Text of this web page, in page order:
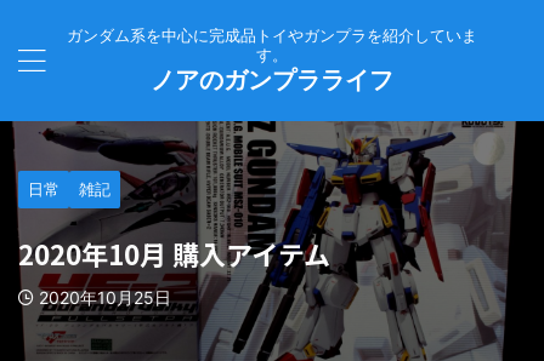
ガンダム系を中心に完成品トイやガンプラを紹介していま
す。
ノアのガンプラライフ
日常 雑記
2020年10月 購入アイテム
2020年10月25日